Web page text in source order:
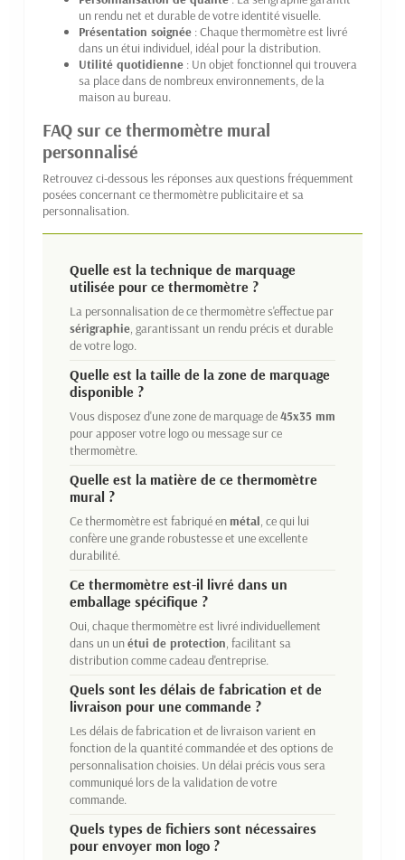
un rendu net et durable de votre identité visuelle.
Présentation soignée : Chaque thermomètre est livré
dans un étui individuel, idéal pour la distribution.
Utilité quotidienne : Un objet fonctionnel qui trouvera
sa place dans de nombreux environnements, de la
maison au bureau.
FAQ sur ce thermomètre mural
personnalisé
Retrouvez ci-dessous les réponses aux questions fréquemment
posées concernant ce thermomètre publicitaire et sa
personnalisation.
Quelle est la technique de marquage
utilisée pour ce thermomètre ?
La personnalisation de ce thermomètre s'effectue par
sérigraphie, garantissant un rendu précis et durable
de votre logo.
Quelle est la taille de la zone de marquage
disponible ?
Vous disposez d'une zone de marquage de45x35 mm
pour apposer votre logo ou message sur ce
thermomètre.
Quelle est la matière de ce thermomètre
mural ?
Ce thermomètre est fabriqué enmétal, ce qui lui
confère une grande robustesse et une excellente
durabilité.
Ce thermomètre est-il livré dans un
emballage spécifique ?
Oui, chaque thermomètre est livré individuellement
dans un unétui de protection, facilitant sa
distribution comme cadeau d'entreprise.
Quels sont les délais de fabrication et de
livraison pour une commande ?
Les délais de fabrication et de livraison varient en
fonction de la quantité commandée et des options de
personnalisation choisies. Un délai précis vous sera
communiqué lors de la validation de votre
commande.
Quels types de fichiers sont nécessaires
pour envoyer mon logo ?